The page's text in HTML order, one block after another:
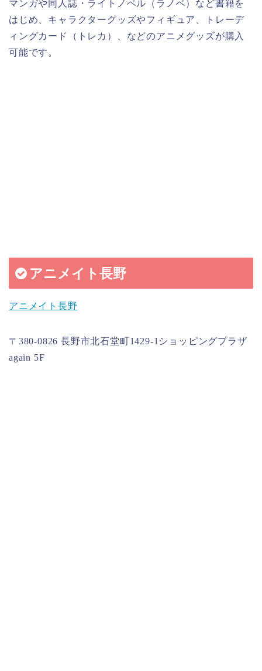
マンガや同人誌・ライトノベル（ラノベ）など書籍を
はじめ、キャラクターグッズやフィギュア、トレーデ
ィングカード（トレカ）、などのアニメグッズが購入
可能です。
アニメイト長野
アニメイト長野
〒380-0826 長野市北石堂町1429-1ショッピングプラザ
again 5F